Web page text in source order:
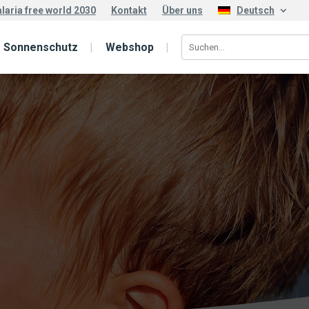
free world 2030 Kontakt Über uns Deutsch
Sonnenschutz Webshop